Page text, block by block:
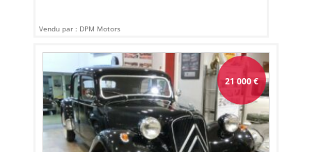
Vendu par : DPM Motors
21 000€